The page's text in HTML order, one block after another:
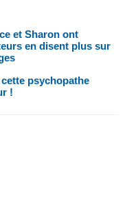
et Sharon ont
en disent plus sur
psychopathe
!